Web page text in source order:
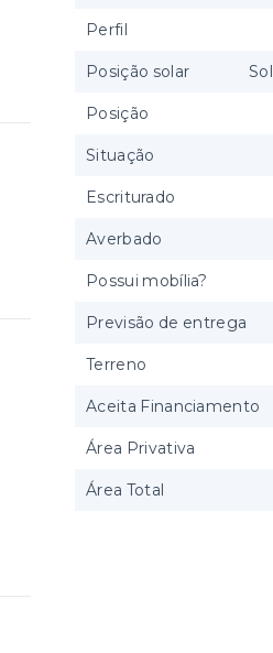
Perfil
Posição solar
Posição
Situação
Escriturado
Averbado
Possui mobília?
Previsão de entrega
Terreno
Aceita Financiamento
Área Privativa
Área Total